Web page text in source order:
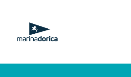
contenuto